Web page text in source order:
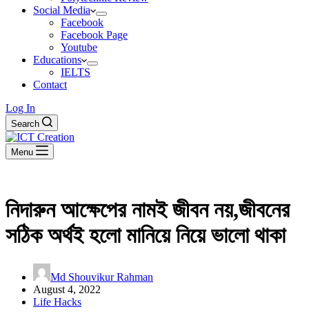
Social Media
Facebook
Facebook Page
Youtube
Educations
IELTS
Contact
Log In
Search
Menu
নিদারুন আক্ষেপের নামই জীবন নয়,জীবনের
সঠিক অর্থই হলো মানিয়ে নিয়ে ভালো থাকা
Md Shouvikur Rahman
August 4, 2022
Life Hacks